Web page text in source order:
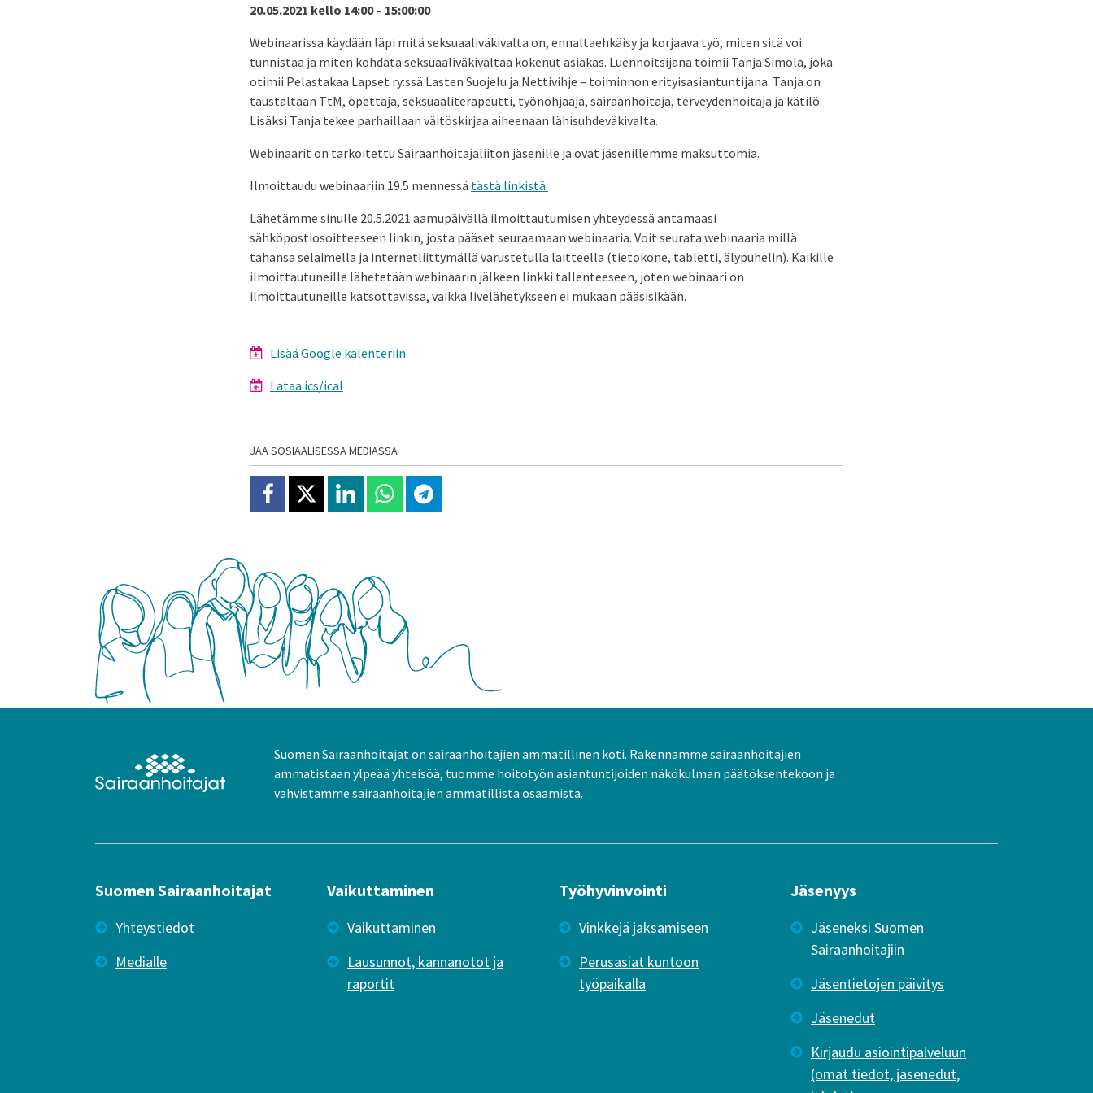
20.05.2021 kello 14:00 – 15:00:00
Webinaarissa käydään läpi mitä seksuaaliväkivalta on, ennaltaehkäisy ja korjaava työ, miten sitä voi
tunnistaa ja miten kohdata seksuaaliväkivaltaa kokenut asiakas. Luennoitsijana toimii Tanja Simola, joka
otimii Pelastakaa Lapset ry:ssä Lasten Suojelu ja Nettivihje – toiminnon erityisasiantuntijana. Tanja on
taustaltaan TtM, opettaja, seksuaaliterapeutti, työnohjaaja, sairaanhoitaja, terveydenhoitaja ja kätilö.
Lisäksi Tanja tekee parhaillaan väitöskirjaa aiheenaan lähisuhdeväkivalta.
Webinaarit on tarkoitettu Sairaanhoitajaliiton jäsenille ja ovat jäsenillemme maksuttomia.
Ilmoittaudu webinaariin 19.5 mennessä tästä linkistä.
Lähetämme sinulle 20.5.2021 aamupäivällä ilmoittautumisen yhteydessä antamaasi
sähköpostiosoitteeseen linkin, josta pääset seuraamaan webinaaria. Voit seurata webinaaria millä
tahansa selaimella ja internetliittymällä varustetulla laitteella (tietokone, tabletti, älypuhelin). Kaikille
ilmoittautuneille lähetetään webinaarin jälkeen linkki tallenteeseen, joten webinaari on
ilmoittautuneille katsottavissa, vaikka livelähetykseen ei mukaan pääsisikään.
Lisää Google kalenteriin
Lataa ics/ical
JAA SOSIAALISESSA MEDIASSA
Jaa Facebookissa
Jaa X:ssäJaa Linkedinissä
Jaa Whatsappissa
Jaa Telegramissa
Suomen Sairaanhoitajat on sairaanhoitajien ammatillinen koti. Rakennamme sairaanhoitajien
ammatistaan ylpeää yhteisöä, tuomme hoitotyön asiantuntijoiden näkökulman päätöksentekoon ja
vahvistamme sairaanhoitajien ammatillista osaamista.
Suomen Sairaanhoitajat
Yhteystiedot
Medialle
Vaikuttaminen
Vaikuttaminen
Lausunnot, kannanotot ja
raportit
Työhyvinvointi
Vinkkejä jaksamiseen
Perusasiat kuntoon
työpaikalla
Jäsenyys
Jäseneksi Suomen
Sairaanhoitajiin
Jäsentietojen päivitys
Jäsenedut
Kirjaudu asiointipalveluun
(omat tiedot, jäsenedut,